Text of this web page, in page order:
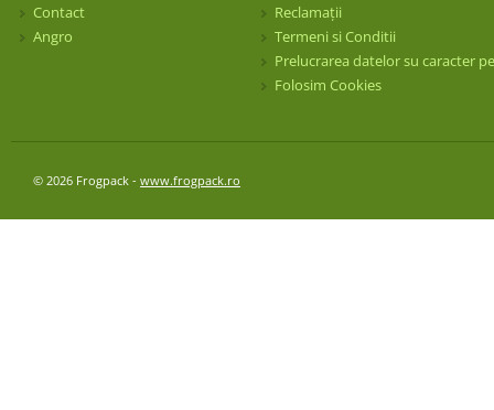
Contact
Angro
Reclamații
Termeni si Conditii
Prelucrarea datelor su caracter
Folosim Cookies
© 2026 Frogpack - www.frogpack.ro